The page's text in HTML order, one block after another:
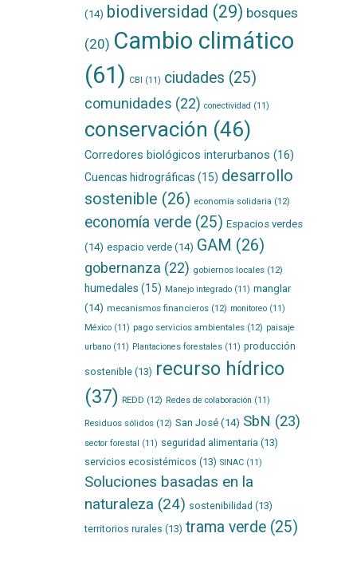
(14) biodiversidad (29) bosques
(20) Cambio climático
(61) CBI (11) ciudades (25)
comunidades (22) conectividad (11)
conservación (46)
Corredores biológicos interurbanos (16)
Cuencas hidrográficas (15) desarrollo
sostenible (26) economía solidaria (12)
economía verde(25) Espacios verdes
(14) espacio verde(14) GAM (26)
gobernanza (22) gobiernos locales(12)
humedales (15) Manejo integrado(11) manglar
(14) mecanismos financieros(12) monitoreo(11)
México(11) pago servicios ambientales(12) paisaje
urbano(11) Plantaciones forestales(11) producción
sostenible(13) recurso hídrico
(37) REDD (12) Redes de colaboración (11)
Residuos sólidos(12) San José(14) SbN (23)
sector forestal (11) seguridad alimentaria (13)
servicios ecosistémicos (13) SINAC(11)
Soluciones basadas en la
naturaleza (24) sostenibilidad (13)
territorios rurales (13) trama verde(25)